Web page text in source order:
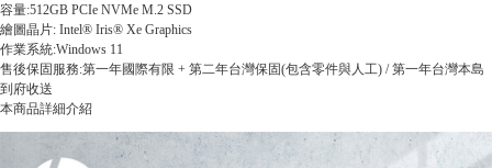
容量:512GB PCIe NVMe M.2 SSD
繪圖晶片: Intel® Iris® Xe Graphics
作業系統:Windows 11
售後保固服務:第一年國際有限 + 第二年台灣保固(包含零件與人工) / 第一年台灣本島
到府收送
本商品詳細介紹